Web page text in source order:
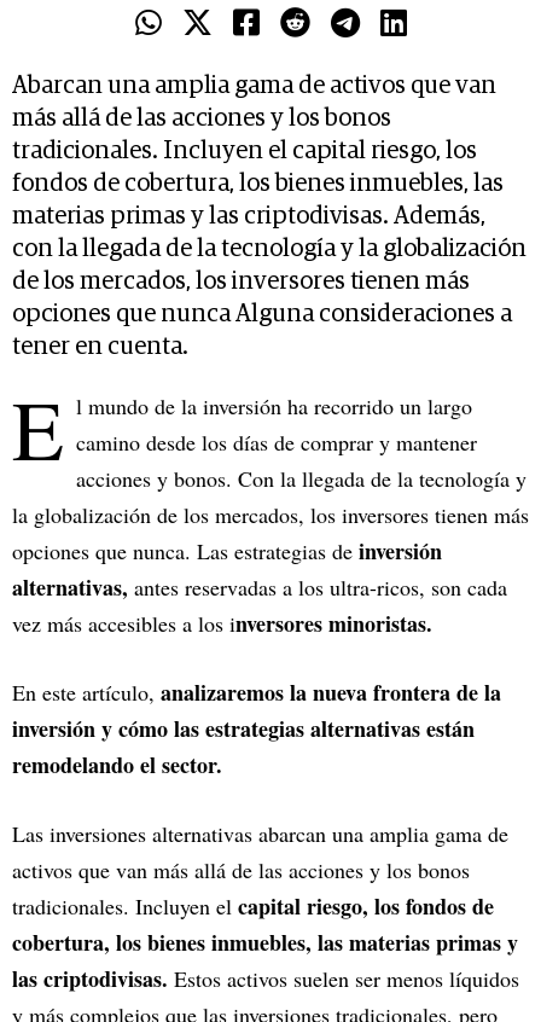
Abarcan una amplia gama de activos que van
más allá de las acciones y los bonos
tradicionales. Incluyen el capital riesgo, los
fondos de cobertura, los bienes inmuebles, las
materias primas y las criptodivisas. Además,
con la llegada de la tecnología y la globalización
de los mercados, los inversores tienen más
opciones que nunca Alguna consideraciones a
tener en cuenta.
E l mundo de la inversión ha recorrido un largo
camino desde los días de comprar y mantener
acciones y bonos. Con la llegada de la tecnología y
la globalización de los mercados, los inversores tienen más
opciones que nunca. Las estrategias de inversión
alternativas, antes reservadas a los ultra-ricos, son cada
vez más accesibles a los inversores minoristas.
En este artículo, analizaremos la nueva frontera de la
inversión y cómo las estrategias alternativas están
remodelando el sector.
Las inversiones alternativas abarcan una amplia gama de
activos que van más allá de las acciones y los bonos
tradicionales. Incluyen el capital riesgo, los fondos de
cobertura, los bienes inmuebles, las materias primas y
las criptodivisas. Estos activos suelen ser menos líquidos
y más complejos que las inversiones tradicionales, pero